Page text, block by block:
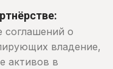
соглашений о
владение,
активов в